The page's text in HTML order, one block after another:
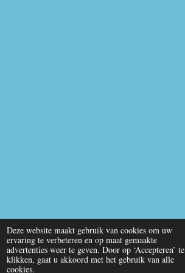
Deze website maakt gebruik van cookies om uw
ervaring te verbeteren en op maat gemaakte
advertenties weer te geven. Door op ‘Accepteren’ te
klikken, gaat u akkoord met het gebruik van alle
cookies.